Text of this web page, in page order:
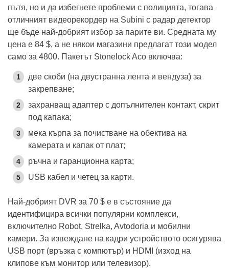
пътя, но и да избегнете проблеми с полицията, тогава
отличният видеорекордер на Subini с радар детектор
ще бъде най-добрият избор за парите ви. Средната му
цена е 84 $, а не някои магазини предлагат този модел
само за 4800. Пакетът Stonelock Aco включва:
две скоби (на двустранна лента и вендуза) за
закрепване;
захранващ адаптер с допълнителен контакт, скрит
под капака;
мека кърпа за почистване на обектива на
камерата и капак от плат;
ръчна и гаранционна карта;
USB кабел и четец за карти.
Най-добрият DVR за 70 $ е в състояние да
идентифицира всички популярни комплекси,
включително Robot, Strelka, Avtodoria и мобилни
камери. За извеждане на кадри устройството осигурява
USB порт (връзка с компютър) и HDMI (изход на
клипове към монитор или телевизор).